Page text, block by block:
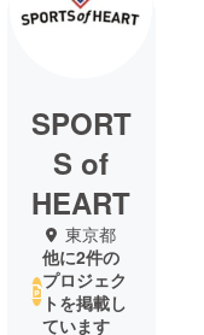
SPORT
S of
HEART
東京都
他に2件の
プロジェク
トを掲載し
ています